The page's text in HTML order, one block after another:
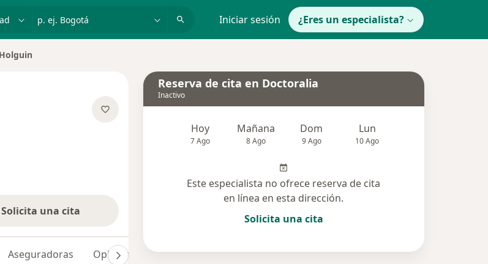
p. ej. Bogotá Iniciar sesión ¿Eres un especialista?
Solicita una cita
Aseguradoras Opiniones (6)
Reserva de cita en Doctoralia
Inactivo
Hoy
7 Ago
Mañana
8 Ago
Dom
9 Ago
Lun
10 Ago
Este especialista no ofrece reserva de cita
en línea en esta dirección.
Solicita una cita